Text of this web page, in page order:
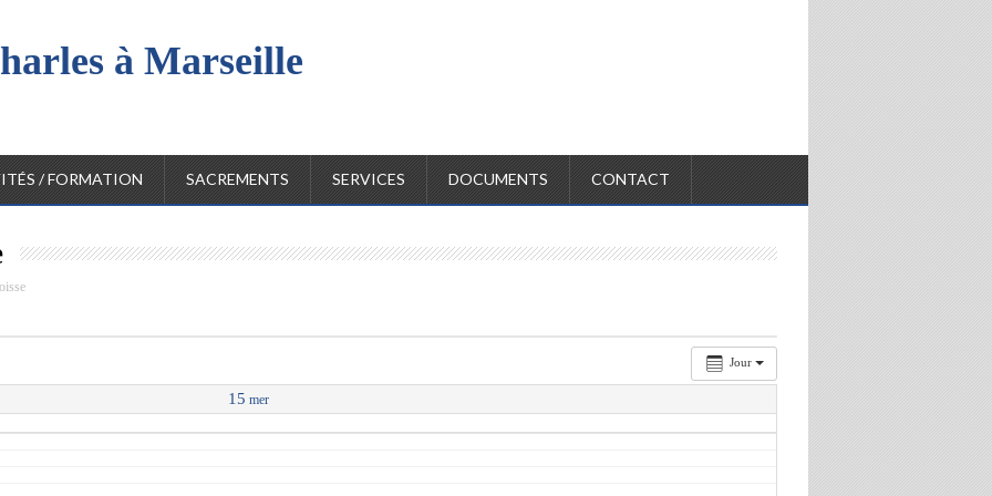
à Marseille
/ FORMATION SACREMENTS SERVICES DOCUMENTS CONTACT
Jour
15 mer